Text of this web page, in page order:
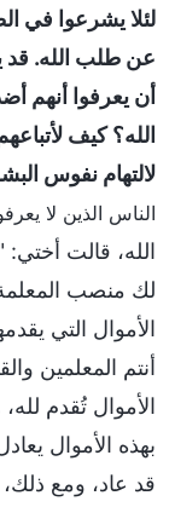
لئلا يشرعوا في
عن طلب الله. قد
أن يعرفوا أنهم
الله؟ كيف
لالتهام نفوس
الناس الذين لا
الله، قالت أختي:
لك منصب
الأموال التي
أنتم المعلمين
الأموال تُقدم
بهذه الأموال
قد عاد، ومع